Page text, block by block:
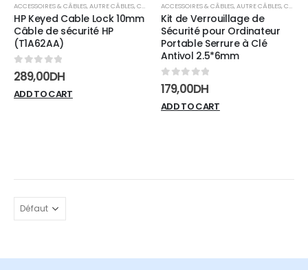
ACCESSOIRES & CÂBLES, AUTRE CÂBLES,CÂBLES
HP Keyed Cable Lock 10mm
Câble de sécurité HP
(T1A62AA)
0sur 5
289,00DH
ADD TO CART
ACCESSOIRES & CÂBLES, AUTRE CÂBLES,CÂBLES
Kit de Verrouillage de
Sécurité pour Ordinateur
Portable Serrure à Clé
Antivol 2.5*6mm
0sur 5
179,00DH
ADD TO CART